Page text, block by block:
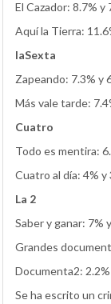
El Cazador: 8.7%
Aquí la Tierra:
laSexta
Zapeando: 7.3% y
Más vale tarde:
Cuatro
Todo es mentira:
Cuatro al día: 4% y
La 2
Saber y ganar: 7%
Grandes
Documenta2:
Se ha escrito un